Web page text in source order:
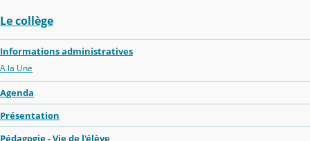
Le collège
Informations administratives
A la Une
Agenda
Présentation
Pédagogie - Vie de l'élève